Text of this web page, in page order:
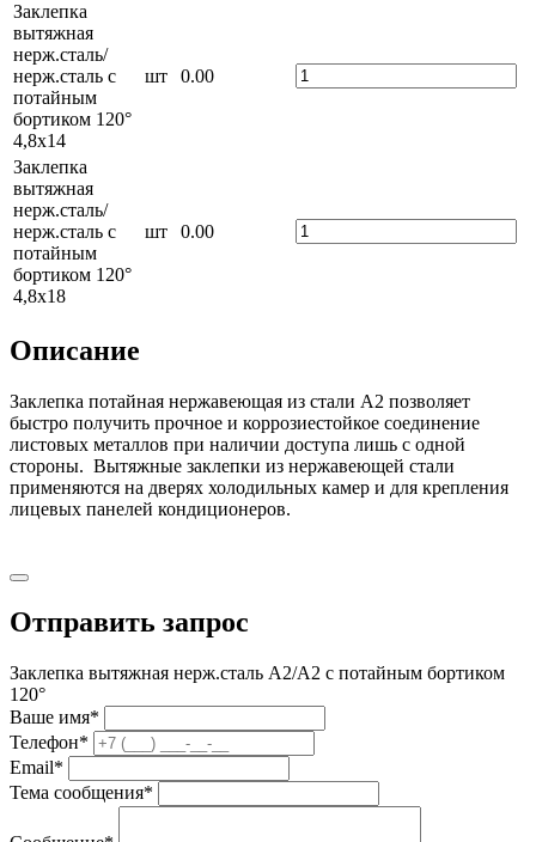
Заклепка
вытяжная
нерж.сталь/
нерж.сталь с
потайным
бортиком 120°
4,8х14
шт 0.00
Заклепка
вытяжная
нерж.сталь/
нерж.сталь с
потайным
бортиком 120°
4,8х18
шт 0.00
Описание
Заклепка потайная нержавеющая из стали А2 позволяет
быстро получить прочное и коррозиестойкое соединение
листовых металлов при наличии доступа лишь с одной
стороны. Вытяжные заклепки из нержавеющей стали
применяются на дверях холодильных камер и для крепления
лицевых панелей кондиционеров.
Отправить запрос
Заклепка вытяжная нерж.сталь А2/А2 с потайным бортиком
120°
Ваше имя*
Телефон*
Email*
Тема сообщения*